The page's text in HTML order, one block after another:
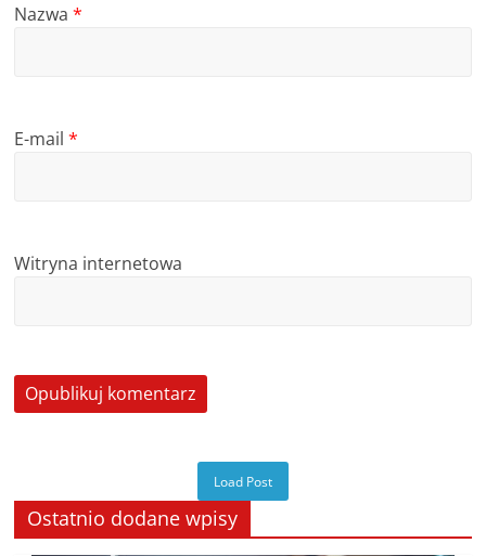
Nazwa*
E-mail*
Witryna internetowa
Load Post
Ostatnio dodane wpisy